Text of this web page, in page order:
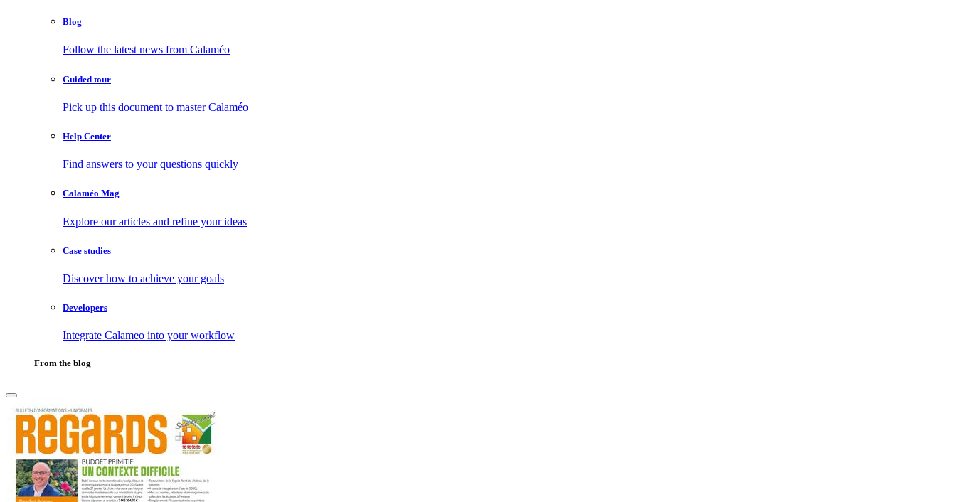
Blog
Follow the latest news from Calaméo
Guided tour
Pick up this document to master Calaméo
Help Center
Find answers to your questions quickly
Calaméo Mag
Explore our articles and refine your ideas
Case studies
Discover how to achieve your goals
Developers
Integrate Calameo into your workflow
From the blog